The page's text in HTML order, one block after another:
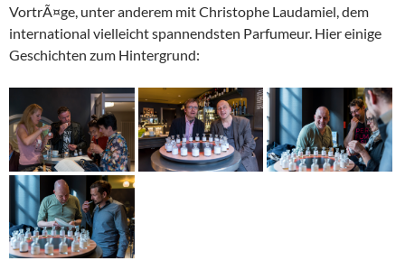
VortrÃ¤ge, unter anderem mit Christophe Laudamiel, dem
international vielleicht spannendsten Parfumeur. Hier einige
Geschichten zum Hintergrund: